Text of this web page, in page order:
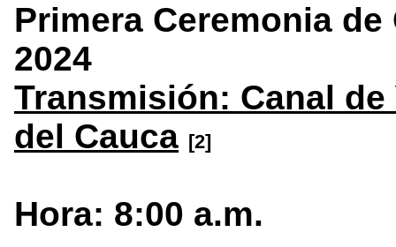
Primera Ceremonia
2024
Transmisión: Canal
del Cauca [2]
Hora: 8:00 a.m.